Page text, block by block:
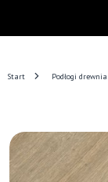
Start Podłogi